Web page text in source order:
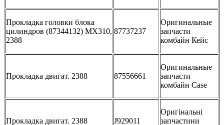
Прокладка головки блока
цилиндров (87344132) MX310,
2388
87737237
Оригинальные
запчасти
комбайн Кейс
Прокладка двигат. 2388 87556661
Оригинальные
запчасти
комбайн Case
Прокладка двигат. 2388 J929011
Оригінальні
запчастини